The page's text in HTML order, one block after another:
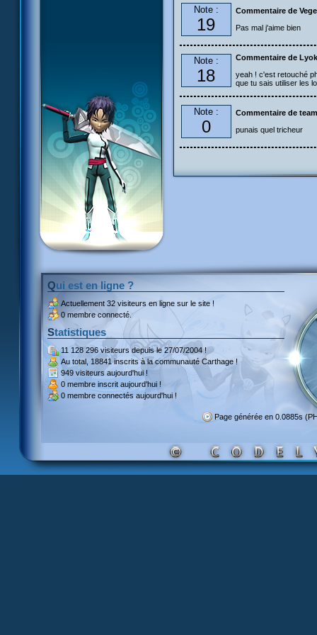
Note :
19
Commentaire de
Pas mal j'aime bien
Note :
18
Commentaire de
yeah ! c'est retouché
que tu sais utiliser les
Note :
0
Commentaire de
punais quel tricheur
Qui est en ligne ?
Actuellement 32 visiteurs en ligne sur le site !
0 membre connecté.
Statistiques
11 128 296 visiteursdepuis le 27/07/2004 !
Au total, 18841 inscritsà la communauté Carthage !
949 visiteurs aujourd'hui !
0 membre inscrit aujourd'hui !
0 membre connectés aujourd'hui !
Page générée en 0.0885s